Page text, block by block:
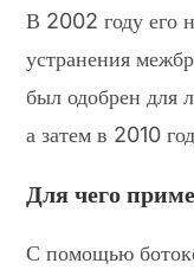
В 2002 году его
устранения
был одобрен для
а затем в 2010
Для чего
С помощью